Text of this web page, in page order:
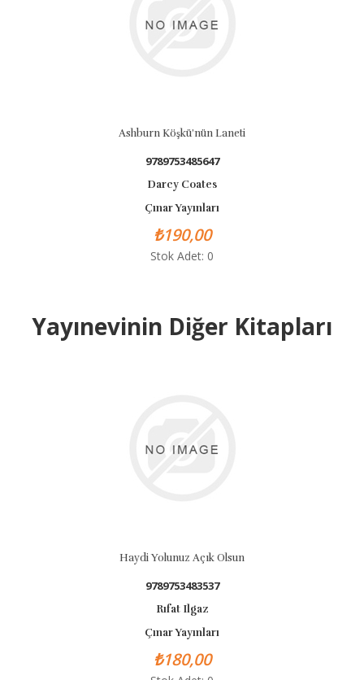
Ashburn Köşkü’nün Laneti
9789753485647
Darcy Coates
Çınar Yayınları
₺190,00
Stok Adet: 0
Yayınevinin Diğer Kitapları
Haydi Yolunuz Açık Olsun
9789753483537
Rıfat Ilgaz
Çınar Yayınları
₺180,00